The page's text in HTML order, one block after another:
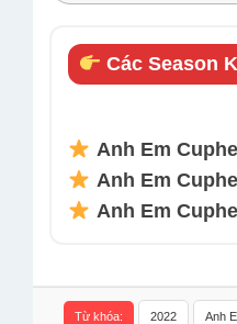
Các Season
Anh Em
Anh Em
Anh Em
Từ khóa: 2022 Anh